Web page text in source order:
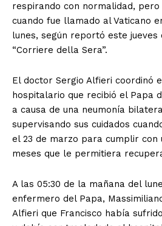
respirando con normalidad, pero
cuando fue llamado al Vaticano
lunes, según reportó este jueves
“Corriere della Sera”.
El doctor Sergio Alfieri coordinó
hospitalario que recibió el Papa
a causa de una neumonía
supervisando sus cuidados
el 23 de marzo para cumplir con
meses que le permitiera
A las 05:30 de la mañana del
enfermero del Papa,
Alfieri que Francisco había